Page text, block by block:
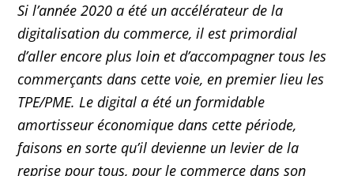
Si l’année 2020 a été un accélérateur de la
digitalisation du commerce, il est primordial
d’aller encore plus loin et d’accompagner tous les
commerçants dans cette voie, en premier lieu les
TPE/PME. Le digital a été un formidable
amortisseur économique dans cette période,
faisons en sorte qu’il devienne un levier de la
reprise pour tous, pour le commerce dans son